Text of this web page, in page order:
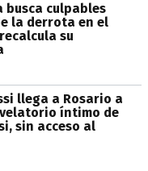
busca culpables
la derrota en el
su
llega a Rosario a
velatorio íntimo de
sin acceso al